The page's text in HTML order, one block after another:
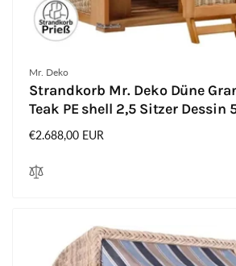
Anbieter:
Mr. Deko
Strandkorb Mr. Deko Düne
Teak PE shell 2,5 Sitzer Dessin
Normaler
€2.688,00 EUR